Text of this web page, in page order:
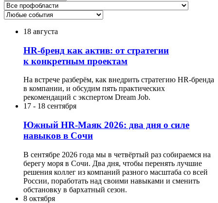
18 августа
HR-бренд как актив: от стратегии
к конкретным проектам
На встрече разберём, как внедрить стратегию HR-бренда
в компании, и обсудим пять практических
рекомендаций с экспертом Dream Job.
17 - 18 сентября
Южный HR-Маяк 2026: два дня о силе
навыков в Сочи
В сентябре 2026 года мы в четвёртый раз собираемся на
берегу моря в Сочи. Два дня, чтобы перенять лучшие
решения коллег из компаний разного масштаба со всей
России, поработать над своими навыками и сменить
обстановку в бархатный сезон.
8 октября